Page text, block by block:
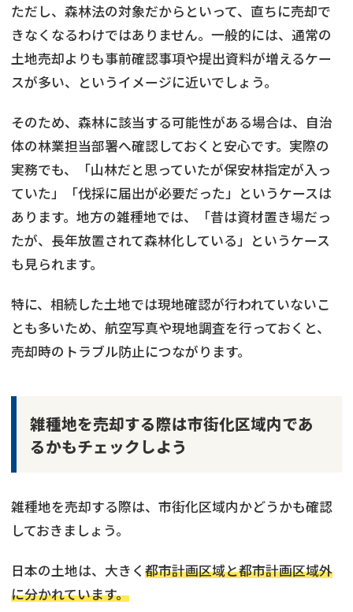
ただし、森林法の対象だからといって、直ちに売却で
きなくなるわけではありません。一般的には、通常の
土地売却よりも事前確認事項や提出資料が増えるケー
スが多い、というイメージに近いでしょう。
そのため、森林に該当する可能性がある場合は、自治
体の林業担当部署へ確認しておくと安心です。実際の
実務でも、「山林だと思っていたが保安林指定が入っ
ていた」「伐採に届出が必要だった」というケースは
あります。地方の雑種地では、「昔は資材置き場だっ
たが、長年放置されて森林化している」というケース
も見られます。
特に、相続した土地では現地確認が行われていないこ
とも多いため、航空写真や現地調査を行っておくと、
売却時のトラブル防止につながります。
雑種地を売却する際は市街化区域内であ
るかもチェックしよう
雑種地を売却する際は、市街化区域内かどうかも確認
しておきましょう。
日本の土地は、大きく都市計画区域と都市計画区域外
に分かれています。